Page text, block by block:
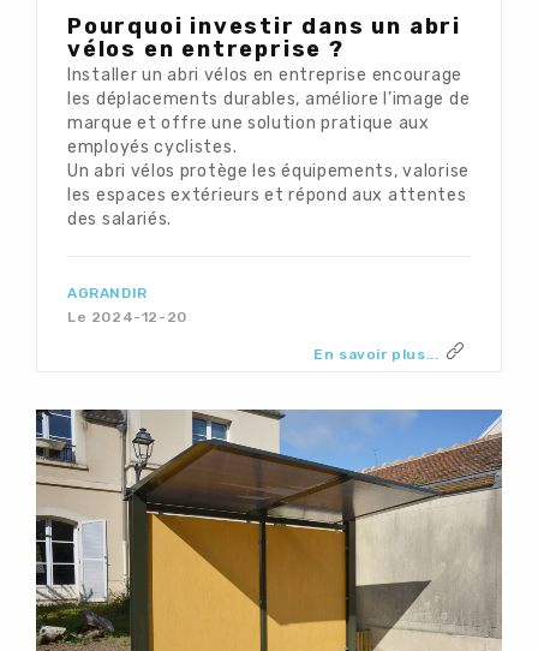
Pourquoi investir dans un abri
vélos en entreprise ?
Installer un abri vélos en entreprise encourage
les déplacements durables, améliore l’image de
marque et offre une solution pratique aux
employés cyclistes.
Un abri vélos protège les équipements, valorise
les espaces extérieurs et répond aux attentes
des salariés.
AGRANDIR
Le 2024-12-20
En savoir plus...